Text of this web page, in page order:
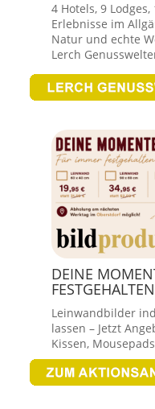
4 Hotels, 9
Erlebnisse im
Natur und echte
Lerch
DEINE
FESTGEHALTEN
Leinwandbilder
lassen – Jetzt
Kissen,